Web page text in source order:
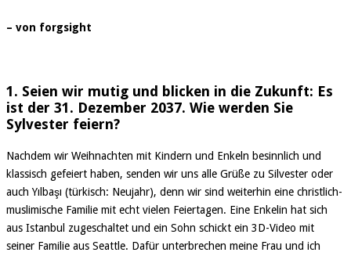
– von forgsight
1. Seien wir mutig und blicken in die Zukunft: Es
ist der 31. Dezember 2037. Wie werden Sie
Sylvester feiern?
Nachdem wir Weihnachten mit Kindern und Enkeln besinnlich und
klassisch gefeiert haben, senden wir uns alle Grüße zu Silvester oder
auch Yılbaşı (türkisch: Neujahr), denn wir sind weiterhin eine christlich-
muslimische Familie mit echt vielen Feiertagen. Eine Enkelin hat sich
aus Istanbul zugeschaltet und ein Sohn schickt ein 3D-Video mit
seiner Familie aus Seattle. Dafür unterbrechen meine Frau und ich